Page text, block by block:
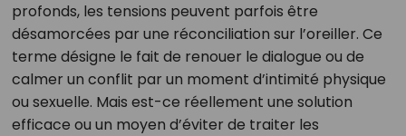
profonds, les tensions peuvent parfois être
désamorcées par une réconciliation sur l’oreiller. Ce
terme désigne le fait de renouer le dialogue ou de
calmer un conflit par un moment d’intimité physique
ou sexuelle. Mais est-ce réellement une solution
efficace ou un moyen d’éviter de traiter les